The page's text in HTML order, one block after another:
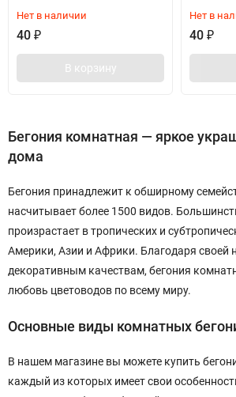
Нет в наличии
40 ₽
В корзину
Нет в
40 ₽
Бегония комнатная — яркое
дома
Бегония принадлежит к обширному
насчитывает более 1500 видов.
произрастает в тропических и
Америки, Азии и Африки. Благодаря своей
декоративным качествам, бегония
любовь цветоводов по всему миру.
Основные виды комнатных
В нашем магазине вы можете купить
каждый из которых имеет свои